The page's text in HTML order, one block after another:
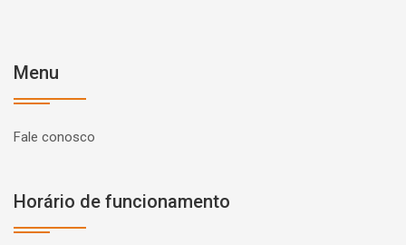
Menu
Fale conosco
Horário de funcionamento